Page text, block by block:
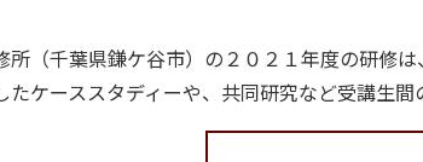
所（千葉県鎌ケ谷市）の２０２１年度の研修
たケーススタディーや、共同研究など受講生